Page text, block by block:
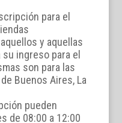
para el
y aquellas
ingreso para el
son para las
Buenos Aires, La
pueden
de 08:00 a 12:00